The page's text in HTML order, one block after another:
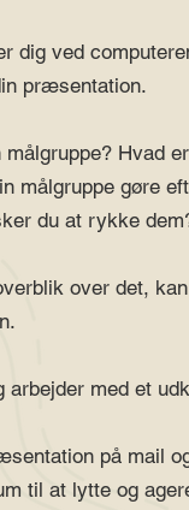
dig ved
præsentation.
målgruppe? Hvad
målgruppe gøre
du at rykke
over det,
arbejder med et
på mail
til at lytte og